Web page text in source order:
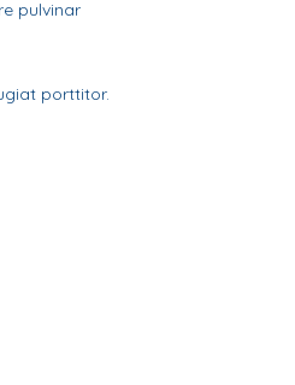
pulvinar
porttitor.